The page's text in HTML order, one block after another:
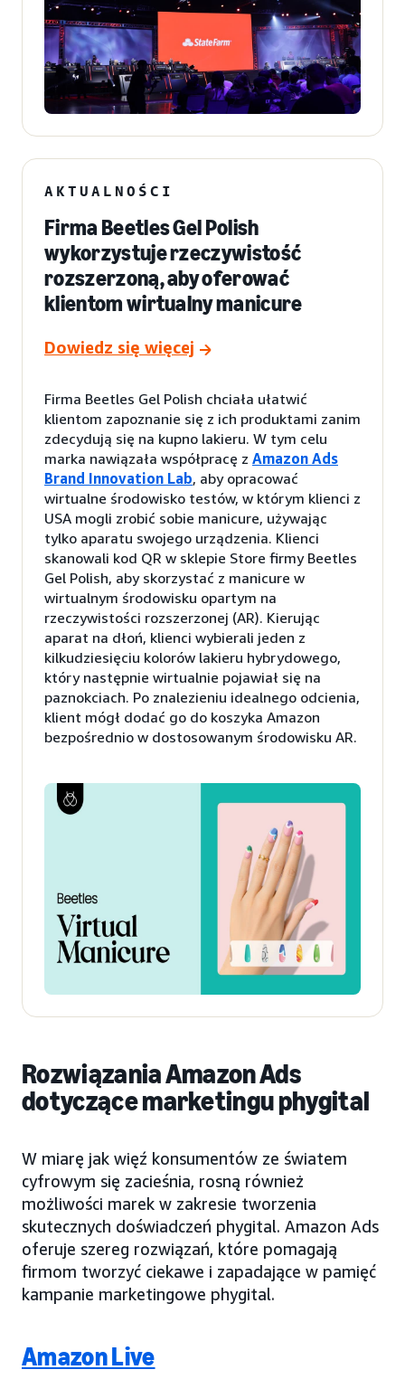
AKTUALNOŚCI
Firma Beetles Gel Polish
wykorzystuje rzeczywistość
rozszerzoną, aby oferować
klientom wirtualny manicure
Dowiedz się więcej
Firma Beetles Gel Polish chciała ułatwić
klientom zapoznanie się z ich produktami zanim
zdecydują się na kupno lakieru. W tym celu
marka nawiązała współpracę z Amazon Ads
Brand Innovation Lab, aby opracować
wirtualne środowisko testów, w którym klienci z
USA mogli zrobić sobie manicure, używając
tylko aparatu swojego urządzenia. Klienci
skanowali kod QR w sklepie Store firmy Beetles
Gel Polish, aby skorzystać z manicure w
wirtualnym środowisku opartym na
rzeczywistości rozszerzonej (AR). Kierując
aparat na dłoń, klienci wybierali jeden z
kilkudziesięciu kolorów lakieru hybrydowego,
który następnie wirtualnie pojawiał się na
paznokciach. Po znalezieniu idealnego odcienia,
klient mógł dodać go do koszyka Amazon
bezpośrednio w dostosowanym środowisku AR.
Rozwiązania Amazon Ads
dotyczące marketingu phygital
W miarę jak więź konsumentów ze światem
cyfrowym się zacieśnia, rosną również
możliwości marek w zakresie tworzenia
skutecznych doświadczeń phygital. Amazon Ads
oferuje szereg rozwiązań, które pomagają
firmom tworzyć ciekawe i zapadające w pamięć
kampanie marketingowe phygital.
Amazon Live